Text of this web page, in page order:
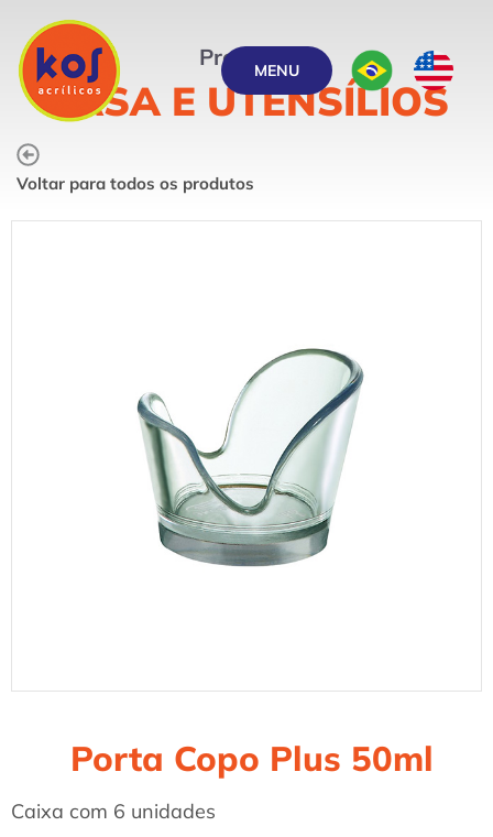
MENU
Produtos
CASA E UTENSÍLIOS
Voltar para todos os produtos
Porta Copo Plus 50ml
Caixa com 6 unidades